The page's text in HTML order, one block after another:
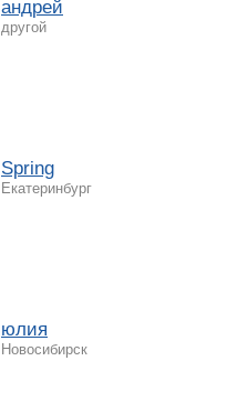
андрей
другой
Spring
Екатеринбург
юлия
Новосибирск